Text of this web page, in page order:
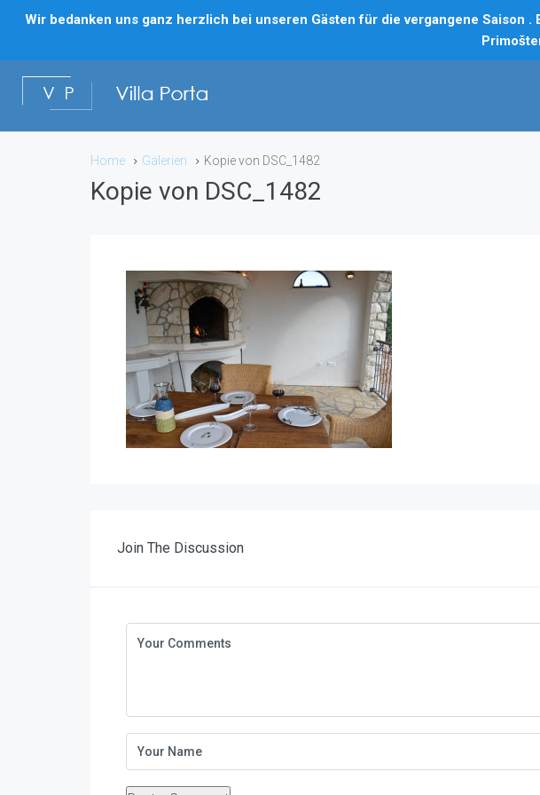
Wir bedanken uns ganz herzlich bei unseren Gästen für die vergangene Saison
Home Galerien Kopie von DSC_1482
Kopie von DSC_1482
Join The Discussion